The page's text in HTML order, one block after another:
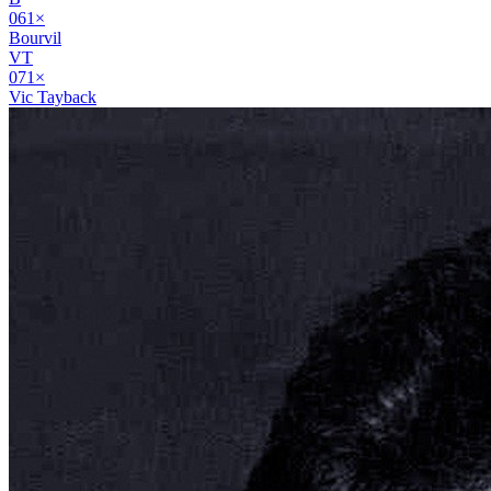
061 ×
Bourvil
VT
071 ×
Vic Tayback